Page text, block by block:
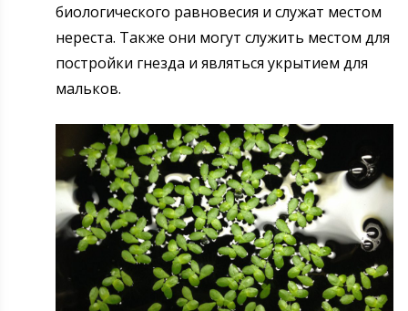
биологического равновесия и служат местом
нереста. Также они могут служить местом для
постройки гнезда и являться укрытием для
мальков.